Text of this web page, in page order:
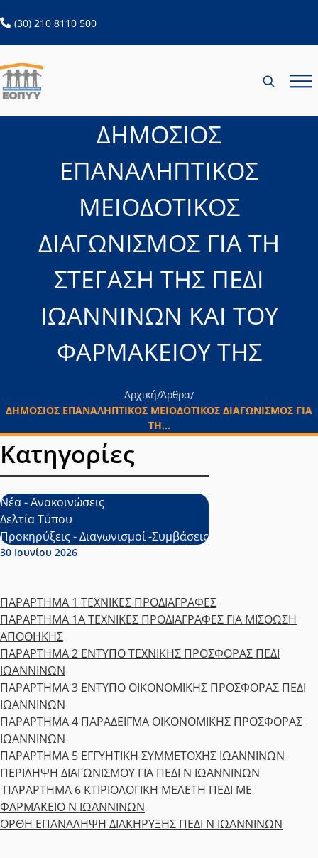
(30) 210 8110 500ανοίγει σε νέα καρτέλα
ΔΗΜΟΣΙΟΣ
ΕΠΑΝΑΛΗΠΤΙΚΟΣ
ΜΕΙΟΔΟΤΙΚΟΣ
ΔΙΑΓΩΝΙΣΜΟΣ ΓΙΑ ΤΗ
ΣΤΕΓΑΣΗ ΤΗΣ ΠΕΔΙ
ΙΩΑΝΝΙΝΩΝ ΚΑΙ ΤΟΥ
ΦΑΡΜΑΚΕΙΟΥ ΤΗΣ
Αρχική/Άρθρα/
ΔΗΜΟΣΙΟΣ ΕΠΑΝΑΛΗΠΤΙΚΟΣ ΜΕΙΟΔΟΤΙΚΟΣ ΔΙΑΓΩΝΙΣΜΟΣ ΓΙΑ
ΤΗ...
Ημερομηνία δημοσίευσης:
30 Ιουνίου 2026
ΠΑΡΑΡΤΗΜΑ 1 ΤΕΧΝΙΚΕΣ ΠΡΟΔΙΑΓΡΑΦΕΣ
ΠΑΡΑΡΤΗΜΑ 1Α ΤΕΧΝΙΚΕΣ ΠΡΟΔΙΑΓΡΑΦΕΣ ΓΙΑ ΜΙΣΘΩΣΗ
ΑΠΟΘΗΚΗΣ
ΠΑΡΑΡΤΗΜΑ 2 ΕΝΤΥΠΟ ΤΕΧΝΙΚΗΣ ΠΡΟΣΦΟΡΑΣ ΠΕΔΙ
ΙΩΑΝΝΙΝΩΝ
ΠΑΡΑΡΤΗΜΑ 3 ΕΝΤΥΠΟ ΟΙΚΟΝΟΜΙΚΗΣ ΠΡΟΣΦΟΡΑΣ ΠΕΔΙ
ΙΩΑΝΝΙΝΩΝ
ΠΑΡΑΡΤΗΜΑ 4 ΠΑΡΑΔΕΙΓΜΑ ΟΙΚΟΝΟΜΙΚΗΣ ΠΡΟΣΦΟΡΑΣ
ΙΩΑΝΝΙΝΩΝ
ΠΑΡΑΡΤΗΜΑ 5 ΕΓΓΥΗΤΙΚΗ ΣΥΜΜΕΤΟΧΗΣ ΙΩΑΝΝΙΝΩΝ
ΠΕΡΙΛΗΨΗ ΔΙΑΓΩΝΙΣΜΟΥ ΓΙΑ ΠΕΔΙ Ν ΙΩΑΝΝΙΝΩΝ
ΠΑΡΑΡΤΗΜΑ 6 ΚΤΙΡΙΟΛΟΓΙΚΗ ΜΕΛΕΤΗ ΠΕΔΙ ΜE
ΦΑΡΜΑΚΕΙΟ Ν ΙΩΑΝΝΙΝΩΝ
ΟΡΘΗ ΕΠΑΝΑΛΗΨΗ ΔΙΑΚΗΡΥΞΗΣ ΠΕΔΙ Ν ΙΩΑΝΝΙΝΩΝ
Κατηγορίες
Νέα - Ανακοινώσεις
Δελτία Τύπου
Προκηρύξεις - Διαγωνισμοί -Συμβάσεις